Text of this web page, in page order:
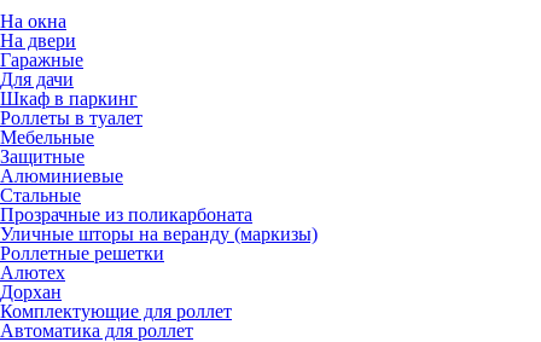
На окна
На двери
Гаражные
Для дачи
Шкаф в паркинг
Роллеты в туалет
Мебельные
Защитные
Алюминиевые
Стальные
Прозрачные из поликарбоната
Уличные шторы на веранду (маркизы)
Роллетные решетки
Алютех
Дорхан
Комплектующие для роллет
Автоматика для роллет